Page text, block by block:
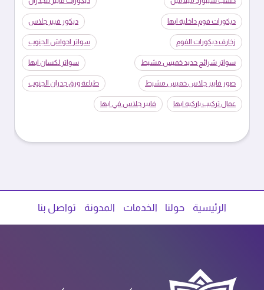
ديكورات فوم داخلية ابها ديكور فيبر جلاس
زخارف ديكورات الفوم سواتر احواش الجنوب
سواتر شرائح حديد خميس مشيط سواتر لكسان ابها
صور فايبر جلاس خميس مشيط طباعة ورق جدران الجنوب
عمال تركيب باركيه ابها فايبر جلاس في ابها
الرئيسية حولنا الخدمات المدونة تواصل بنا